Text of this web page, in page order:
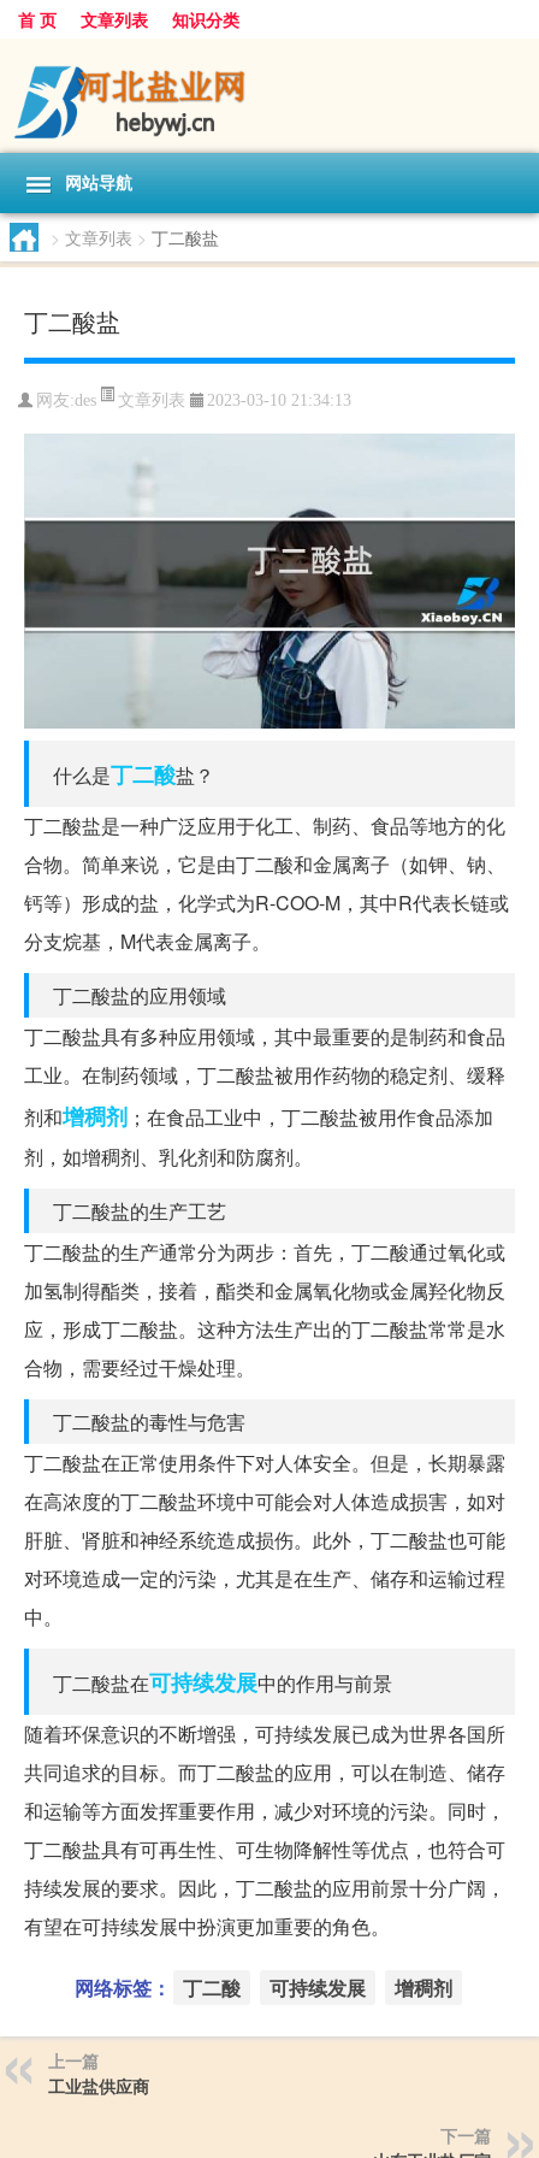
首 页 文章列表 知识分类
网站导航
> 文章列表 > 丁二酸盐
丁二酸盐
网友:des 文章列表 2023-03-10 21:34:13
什么是丁二酸盐？
丁二酸盐是一种广泛应用于化工、制药、食品等地方的化
合物。简单来说，它是由丁二酸和金属离子（如钾、钠、
钙等）形成的盐，化学式为R-COO-M，其中R代表长链或
分支烷基，M代表金属离子。
丁二酸盐的应用领域
丁二酸盐具有多种应用领域，其中最重要的是制药和食品
工业。在制药领域，丁二酸盐被用作药物的稳定剂、缓释
剂和增稠剂 ；在食品工业中，丁二酸盐被用作食品添加
剂，如增稠剂、乳化剂和防腐剂。
丁二酸盐的生产工艺
丁二酸盐的生产通常分为两步：首先，丁二酸通过氧化或
加氢制得酯类，接着，酯类和金属氧化物或金属羟化物反
应，形成丁二酸盐。这种方法生产出的丁二酸盐常常是水
合物，需要经过干燥处理。
丁二酸盐的毒性与危害
丁二酸盐在正常使用条件下对人体安全。但是，长期暴露
在高浓度的丁二酸盐环境中可能会对人体造成损害，如对
肝脏、肾脏和神经系统造成损伤。此外，丁二酸盐也可能
对环境造成一定的污染，尤其是在生产、储存和运输过程
中。
丁二酸盐在可持续发展中的作用与前景
随着环保意识的不断增强，可持续发展已成为世界各国所
共同追求的目标。而丁二酸盐的应用，可以在制造、储存
和运输等方面发挥重要作用，减少对环境的污染。同时，
丁二酸盐具有可再生性、可生物降解性等优点，也符合可
持续发展的要求。因此，丁二酸盐的应用前景十分广阔，
有望在可持续发展中扮演更加重要的角色。
网络标签： 丁二酸 可持续发展 增稠剂
上一篇
工业盐供应商
下一篇